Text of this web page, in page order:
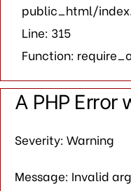
public_html/
Line: 315
Function:
A PHP
Severity: Warning
Message: Invalid